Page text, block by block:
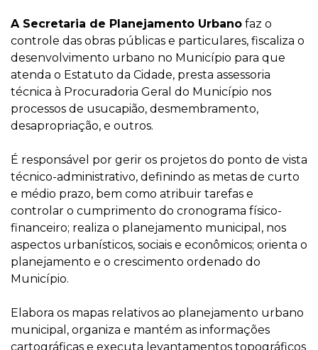
Secretaria Municipal de Administração
Secretaria Municipal de Desenvolvimento Social, Trabalho e
Renda
Secretaria Municipal de Educação
Secretaria Municipal de Esporte e Lazer
Secretaria Municipal de Fazenda
Secretaria Municipal de Governo e Gestão Institucional
Secretaria Municipal de Planejamento Urbano
Secretaria Municipal de Saúde
Secretaria Municipal de Segurança e Mobilidade
Secretaria Municipal de Serviços Urbanos
Secretaria Municipal de Turismo e Cultura
Secretaria Municipal de Trânsito e Mobilidade
A Secretaria de Planejamento Urbano faz o
controle das obras públicas e particulares, fiscaliza o
desenvolvimento urbano no Município para que
atenda o Estatuto da Cidade, presta assessoria
técnica à Procuradoria Geral do Município nos
processos de usucapião, desmembramento,
desapropriação, e outros.
É responsável por gerir os projetos do ponto de vista
técnico-administrativo, definindo as metas de curto
e médio prazo, bem como atribuir tarefas e
controlar o cumprimento do cronograma físico-
financeiro; realiza o planejamento municipal, nos
aspectos urbanísticos, sociais e econômicos; orienta o
planejamento e o crescimento ordenado do
Município.
Elabora os mapas relativos ao planejamento urbano
municipal, organiza e mantém as informações
cartográficas e executa levantamentos topográficos